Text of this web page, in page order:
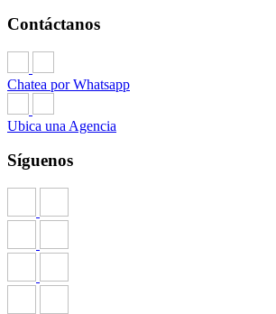
Contáctanos
Chatea por Whatsapp
Ubica una Agencia
Síguenos